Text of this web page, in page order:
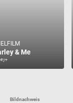
& Me
Bildnachweis